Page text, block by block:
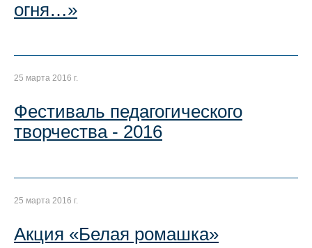
огня…»
25 марта 2016 г.
Фестиваль педагогического
творчества - 2016
25 марта 2016 г.
Акция «Белая ромашка»